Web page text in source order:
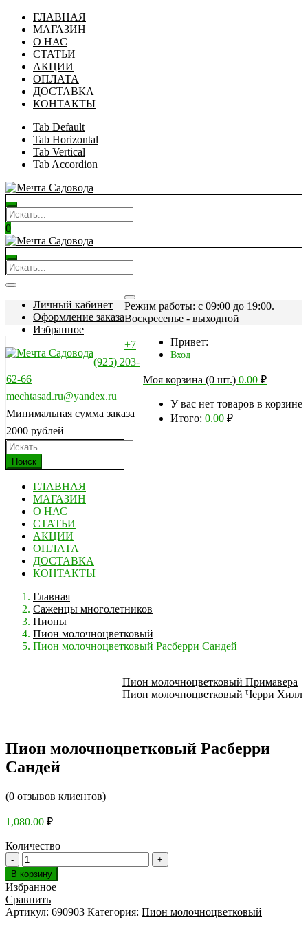
ГЛАВНАЯ
МАГАЗИН
О НАС
СТАТЬИ
АКЦИИ
ОПЛАТА
ДОСТАВКА
КОНТАКТЫ
Tab Default
Tab Horizontal
Tab Vertical
Tab Accordion
0
Личный кабинет
Оформление заказа
Избранное
Режим работы: c 09:00 до 19:00.
Воскресенье - выходной
Привет:
Вход
Моя корзина (0 шт.) 0.00 ₽
У вас нет товаров в корзине
Итого: 0.00 ₽
+7
(925) 203-
62-66
mechtasad.ru@yandex.ru
Минимальная сумма заказа
2000 рублей
Поиск
ГЛАВНАЯ
МАГАЗИН
О НАС
СТАТЬИ
АКЦИИ
ОПЛАТА
ДОСТАВКА
КОНТАКТЫ
Главная
Саженцы многолетников
Пионы
Пион молочноцветковый
Пион молочноцветковый Расберри Сандей
Пион молочноцветковый Примавера
Пион молочноцветковый Черри Хилл
Пион молочноцветковый Расберри
Сандей
(0 отзывов клиентов)
1,080.00 ₽
Количество
В корзину
Избранное
Сравнить
Артикул: 690903 Категория: Пион молочноцветковый